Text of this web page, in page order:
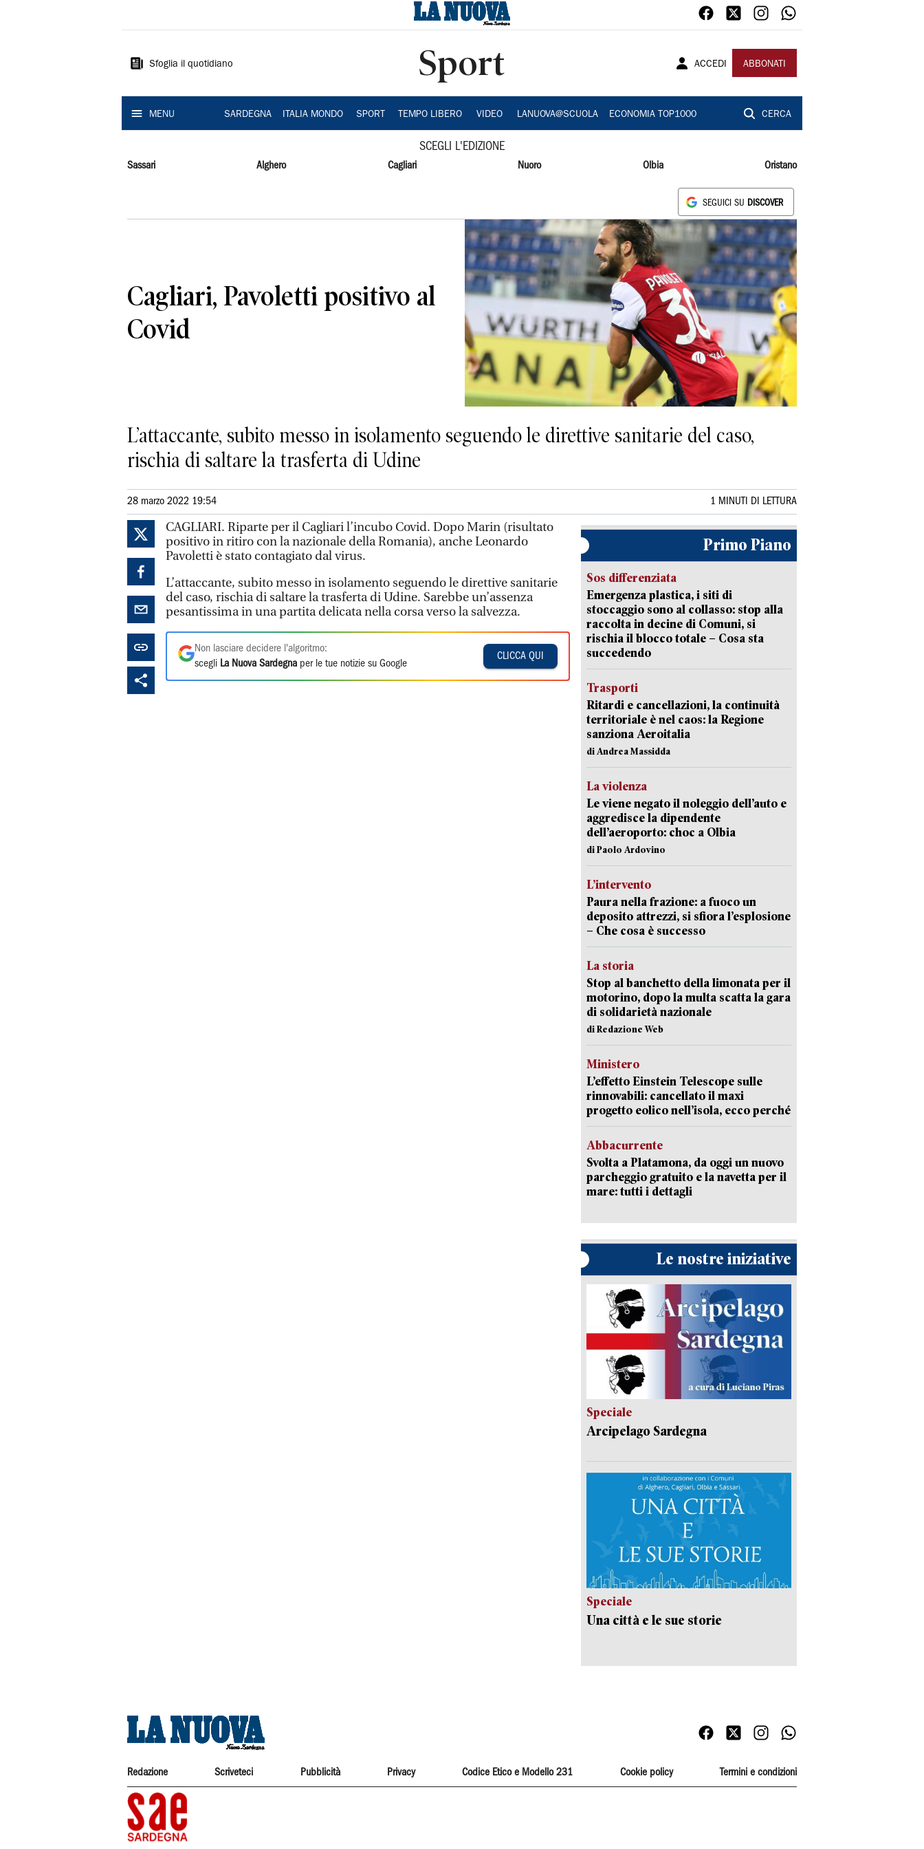
Sardegna
Sfoglia il quotidiano Sport ACCEDI ABBONATI
MENU SARDEGNA ITALIA MONDO SPORT TEMPO LIBERO VIDEO LANUOVA@SCUOLA ECONOMIA TOP1000 CERCA
SCEGLI L'EDIZIONE
Sassari Alghero Cagliari Nuoro Olbia Oristano
SEGUICI SU DISCOVER
Cagliari, Pavoletti positivo al
Covid
L’attaccante, subito messo in isolamento seguendo le direttive sanitarie del caso,
rischia di saltare la trasferta di Udine
28 marzo 2022 19:54 1 MINUTI DI LETTURA
CAGLIARI. Riparte per il Cagliari l’incubo Covid. Dopo Marin (risultato
positivo in ritiro con la nazionale della Romania), anche Leonardo
Pavoletti è stato contagiato dal virus.
L’attaccante, subito messo in isolamento seguendo le direttive sanitarie
del caso, rischia di saltare la trasferta di Udine. Sarebbe un’assenza
pesantissima in una partita delicata nella corsa verso la salvezza.
Non lasciare decidere l'algoritmo:
scegli La Nuova Sardegna per le tue notizie su Google
CLICCA QUI
Primo Piano
Sos differenziata
Emergenza plastica, i siti di
stoccaggio sono al collasso: stop alla
raccolta in decine di Comuni, si
rischia il blocco totale – Cosa sta
succedendo
Trasporti
Ritardi e cancellazioni, la continuità
territoriale è nel caos: la Regione
sanziona Aeroitalia
di Andrea Massidda
La violenza
Le viene negato il noleggio dell’auto e
aggredisce la dipendente
dell’aeroporto: choc a Olbia
di Paolo Ardovino
L’intervento
Paura nella frazione: a fuoco un
deposito attrezzi, si sfiora l’esplosione
– Che cosa è successo
La storia
Stop al banchetto della limonata per il
motorino, dopo la multa scatta la gara
di solidarietà nazionale
di Redazione Web
Ministero
L’effetto Einstein Telescope sulle
rinnovabili: cancellato il maxi
progetto eolico nell’isola, ecco perché
Abbacurrente
Svolta a Platamona, da oggi un nuovo
parcheggio gratuito e la navetta per il
mare: tutti i dettagli
Le nostre iniziative
Speciale
Arcipelago Sardegna
Speciale
Una città e le sue storie
Redazione Scriveteci Pubblicità Privacy Codice Etico e Modello 231 Cookie policy Termini e condizioni